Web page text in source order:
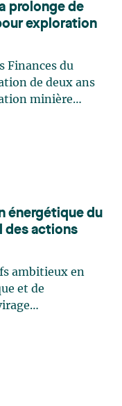
prolonge de
exploration
Finances du
de deux ans
minière
Cette
le CIEM en
énergétique du
des actions
ambitieux en
et de
pourrait croître
plusieurs